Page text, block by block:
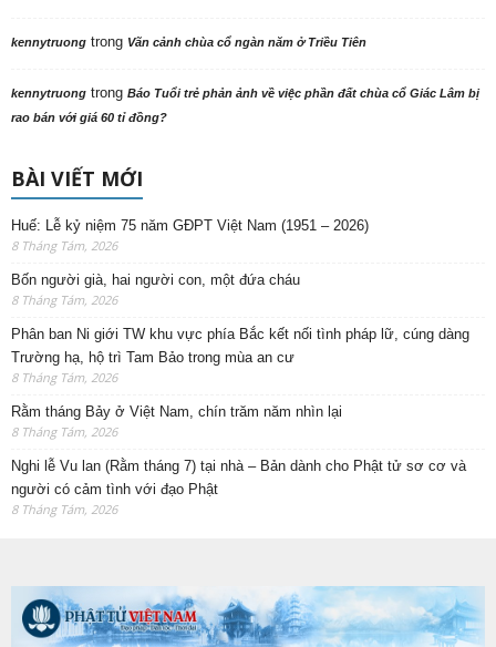
kennytruong trong Vãn cảnh chùa cổ ngàn năm ở Triều Tiên
kennytruong trong Báo Tuổi trẻ phản ảnh về việc phần đất chùa cổ Giác Lâm bị
rao bán với giá 60 tỉ đồng?
BÀI VIẾT MỚI
Huế: Lễ kỷ niệm 75 năm GĐPT Việt Nam (1951 – 2026)
8 Tháng Tám, 2026
Bốn người già, hai người con, một đứa cháu
8 Tháng Tám, 2026
Phân ban Ni giới TW khu vực phía Bắc kết nối tình pháp lữ, cúng dàng
Trường hạ, hộ trì Tam Bảo trong mùa an cư
8 Tháng Tám, 2026
Rằm tháng Bảy ở Việt Nam, chín trăm năm nhìn lại
8 Tháng Tám, 2026
Nghi lễ Vu lan (Rằm tháng 7) tại nhà – Bản dành cho Phật tử sơ cơ và
người có cảm tình với đạo Phật
8 Tháng Tám, 2026